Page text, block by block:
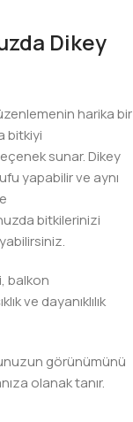
Dikey
harika bir
bitkiyi
sunar. Dikey
yapabilir ve aynı
bitkilerinizi
balkon
ve dayanıklılık
görünümünü
olanak tanır.